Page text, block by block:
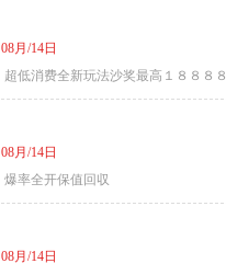
08月/14日
超低消费全新玩法沙奖最高１８８８８
08月/14日
爆率全开保值回収
08月/14日